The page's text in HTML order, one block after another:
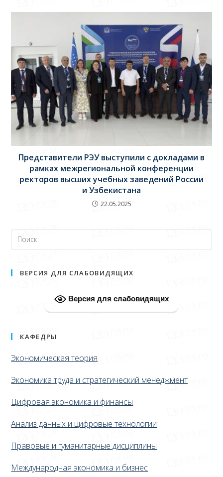
Представители РЭУ выступили с докладами в
рамках межрегиональной конференции
ректоров высших учебных заведений России
и Узбекистана
22.05.2025
ВЕРСИЯ ДЛЯ СЛАБОВИДЯЩИХ
Версия для слабовидящих
КАФЕДРЫ
Экономическая теория
Экономика труда и стратегический менеджмент
Цифровая экономика и финансы
Анализ данных и цифровые технологии
Правовые и гуманитарные дисциплины
Международная экономика и бизнес